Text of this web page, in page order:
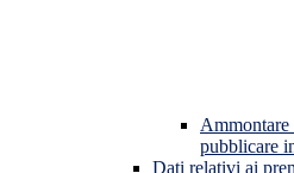
Ammontare
pubblicare
Dati relativi ai